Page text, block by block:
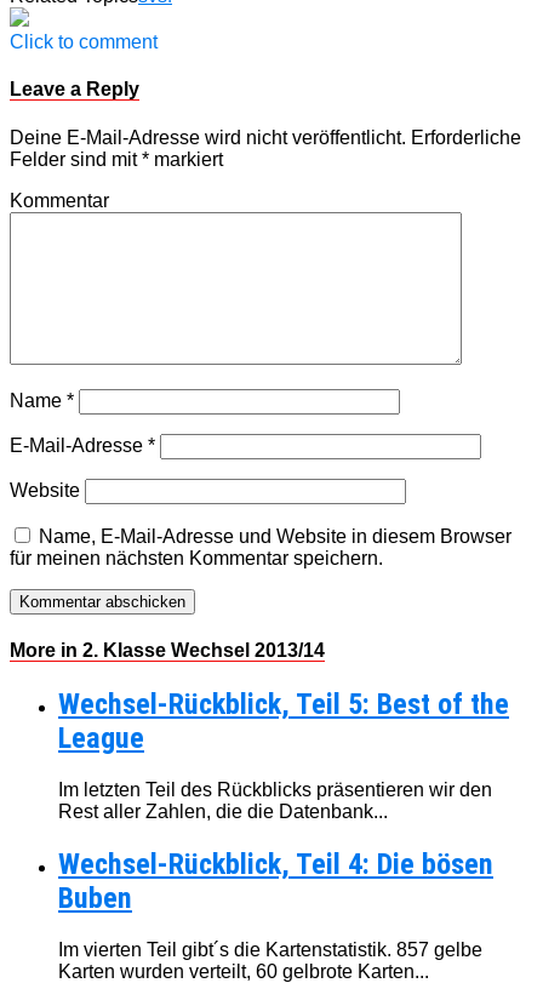
Click to comment
Leave a Reply
Deine E-Mail-Adresse wird nicht veröffentlicht. Erforderliche
Felder sind mit* markiert
Kommentar
Name *
E-Mail-Adresse *
Website
Name, E-Mail-Adresse und Website in diesem Browser
für meinen nächsten Kommentar speichern.
More in 2. Klasse Wechsel 2013/14
Wechsel-Rückblick, Teil 5: Best of the
League
Im letzten Teil des Rückblicks präsentieren wir den
Rest aller Zahlen, die die Datenbank...
Wechsel-Rückblick, Teil 4: Die bösen
Buben
Im vierten Teil gibt´s die Kartenstatistik. 857 gelbe
Karten wurden verteilt, 60 gelbrote Karten...